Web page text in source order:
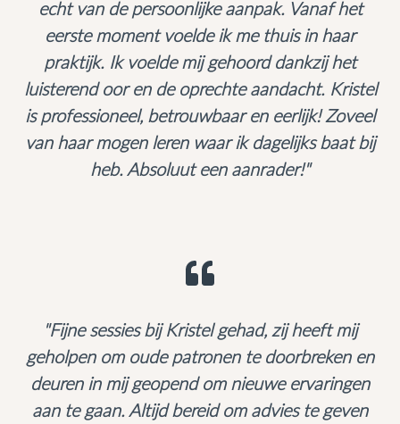
echt van de persoonlijke aanpak. Vanaf het
eerste moment voelde ik me thuis in haar
praktijk. Ik voelde mij gehoord dankzij het
luisterend oor en de oprechte aandacht. Kristel
is professioneel, betrouwbaar en eerlijk! Zoveel
van haar mogen leren waar ik dagelijks baat bij
heb. Absoluut een aanrader!"
"Fijne sessies bij Kristel gehad, zij heeft mij
geholpen om oude patronen te doorbreken en
deuren in mij geopend om nieuwe ervaringen
aan te gaan. Altijd bereid om advies te geven